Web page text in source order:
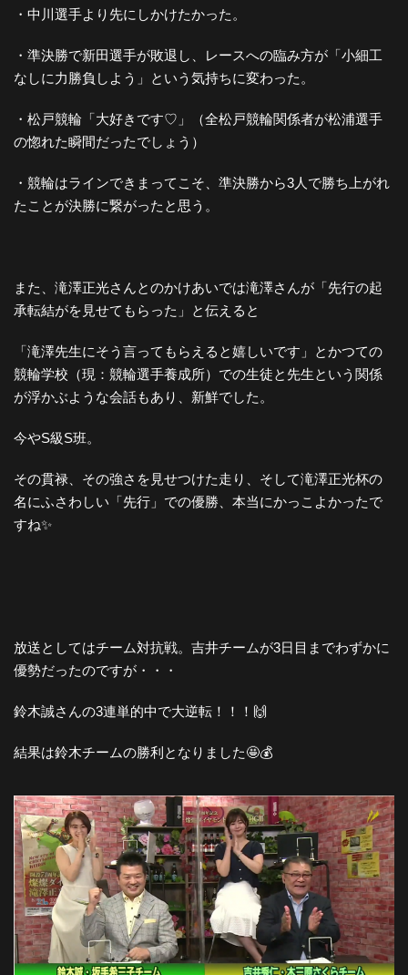
・中川選手より先にしかけたかった。
・準決勝で新田選手が敗退し、レースへの臨み方が「小細工
なしに力勝負しよう」という気持ちに変わった。
・松戸競輪「大好きです♡」（全松戸競輪関係者が松浦選手
の惚れた瞬間だったでしょう）
・競輪はラインできまってこそ、準決勝から3人で勝ち上がれ
たことが決勝に繋がったと思う。
また、滝澤正光さんとのかけあいでは滝澤さんが「先行の起
承転結がを見せてもらった」と伝えると
「滝澤先生にそう言ってもらえると嬉しいです」とかつての
競輪学校（現：競輪選手養成所）での生徒と先生という関係
が浮かぶような会話もあり、新鮮でした。
今やS級S班。
その貫禄、その強さを見せつけた走り、そして滝澤正光杯の
名にふさわしい「先行」での優勝、本当にかっこよかったで
すね✨
放送としてはチーム対抗戦。吉井チームが3日目までわずかに
優勢だったのですが・・・
鈴木誠さんの3連単的中で大逆転！！！🙌
結果は鈴木チームの勝利となりました🤩💰